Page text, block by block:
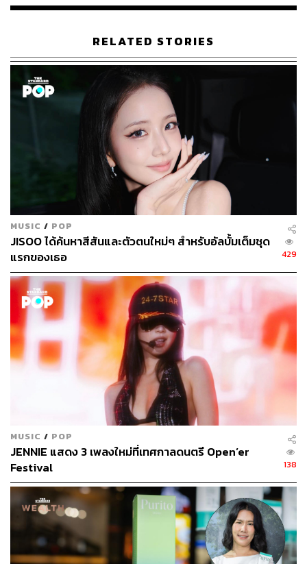
พัคอึนคยอง ได้แชร์ภาพเล็บที่สวยงามของ จีซู ลงบนอินสตา
แกรม พร้อมแคปชัน #jisoo_piercednails ซึ่งบ่งบอกถึงดีเทล
การเจาะเล็บปักหมุดที่ถูกถ่ายในลุคปล่อยทีเซอร์สุดปัง และมี
แฟนๆ กดไลก์ภาพนั้นกว่า 3.5 ล้านคน เพื่อให้ได้เรียวเล็บลุ
คนั้น พัคอึนคยอง ใช้สีเบจในโทนอ่อนทาบนเล็บอะคริลิก
แล้วใช้หมุดแต่งเล็บโลหะทรงกลมเจาะและติดที่ด้านบนและ
ด้านล่างของเล็บ แต่งข้อมือด้วยโซ่เกลียวสีทอง
สำหรับ พัคอึนคยอง เธอเป็นอาร์ทิสต์ที่เชี่ยวชาญการทำเล็บที่
ได้รับการยอมรับในวงกว้าง โดยเฉพาะแวดวงแฟชั่นและ
ความงามในเกาหลีใต้ ลูกค้าของเธอมักจะเป็นคนดัง นัก
แสดง รวมถึงศิลปินมากมาย นอกจากนี้บรรดานิตยสารชื่อดัง
เช่นElleKorea,Vogue Koreaหรือลูกค้าแบรนด์ความงาม
ไฮเอนด์อย่าง Chanel ก็มักจะใช้บริการจากเธอเป็นประจำ
แหล่งช้อปปิ้งอุปกรณ์และแอ็กเซสซอรีสำหรับใช้ตกแต่งเล็บ
เธอชอบไปเดินหาด้วยตัวเองที่ตลาดทงแดมุน ซึ่งมีอุปกรณ์
มากมายที่ตอบโจทย์นักสร้างสรรค์งานศิลปะ โดยเฉพาะร้าน
RELATED STORIES
MUSIC / POP
JISOO ได้ค้นหาสีสันและตัวตนใหม่ๆ สำหรับอัลบั้มเต็มชุด
แรกของเธอ
429
MUSIC / POP
JENNIE แสดง 3 เพลงใหม่ที่เทศกาลดนตรี Open’er
Festival
138